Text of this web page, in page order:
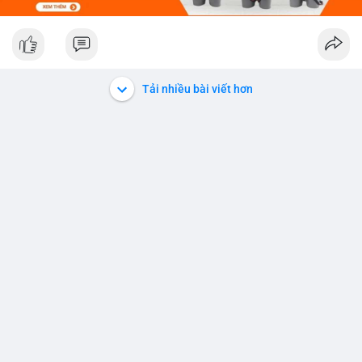
Lời khuyên:
trong 24 giờ tới. Khối lượng 210 nghìn USD chưa đủ để xác
tiền lớn ở vùng giá hiện tại. Tránh hành động theo cảm tính,
hãy chờ xác nhận rõ ràng hơn từ các khối lượng chuyển động
Tải nhiều bài viết hơn